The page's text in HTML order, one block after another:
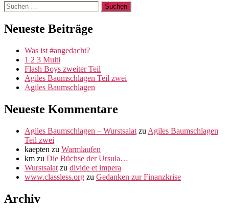
Suche
nach:
Neueste Beiträge
Was ist #angedacht?
1 2 3 Multi
Flash Boys zweiter Teil
Agiles Baumschlagen Teil zwei
Agiles Baumschlagen
Neueste Kommentare
Agiles Baumschlagen – Wurstsalat zu Agiles Baumschlagen
Teil zwei
kaepten zu Warmlaufen
km zu Die Büchse der Ursula…
Wurstsalat zu divide et impera
www.classless.org zu Gedanken zur Finanzkrise
Archiv